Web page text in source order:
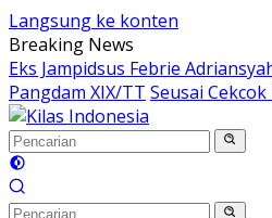
Langsung ke konten
Breaking News
Eks Jampidsus Febrie
Pangdam XIX/TT Seusai